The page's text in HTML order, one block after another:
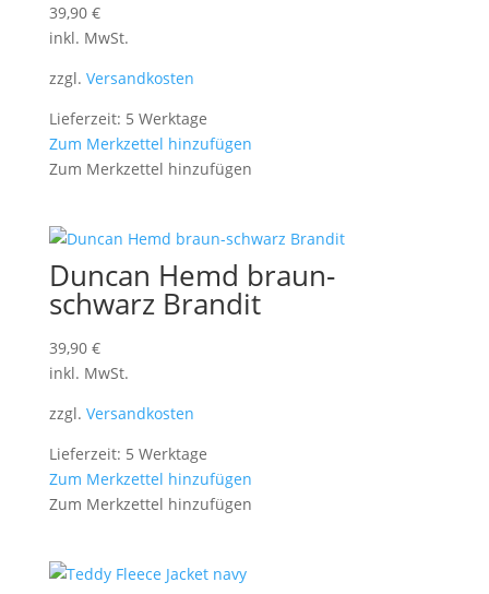
39,90 €
inkl. MwSt.
zzgl. Versandkosten
Lieferzeit: 5 Werktage
Zum Merkzettel hinzufügen
Zum Merkzettel hinzufügen
Duncan Hemd braun-
schwarz Brandit
39,90 €
inkl. MwSt.
zzgl. Versandkosten
Lieferzeit: 5 Werktage
Zum Merkzettel hinzufügen
Zum Merkzettel hinzufügen